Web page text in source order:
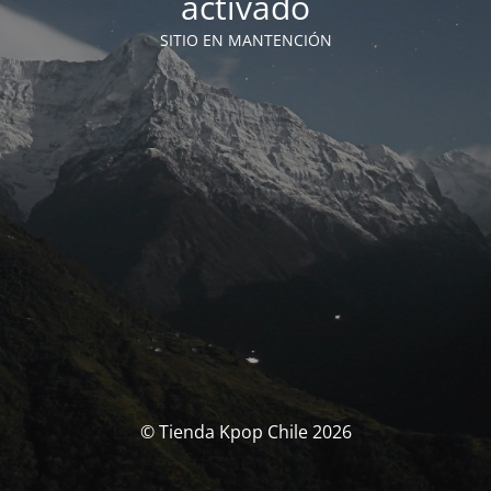
SITIO EN MANTENCIÓN
© Tienda Kpop Chile 2026